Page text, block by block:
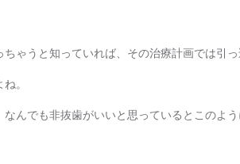
ちゃうと知っていれば、その治療計画では引
。
なんでも非抜歯がいいと思っているとこのよう